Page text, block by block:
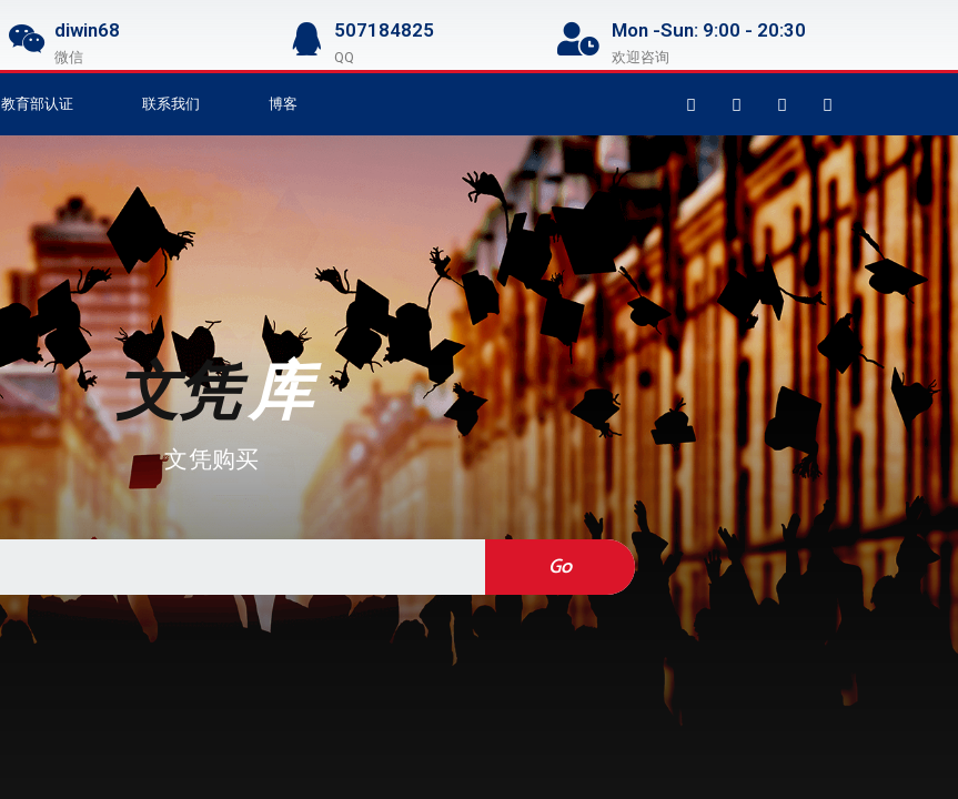
diwin68
微信
507184825
QQ
Mon -Sun: 9:00 - 20:30
欢迎咨询
教育部认证 联系我们 博客
文凭库
文凭购买
Go